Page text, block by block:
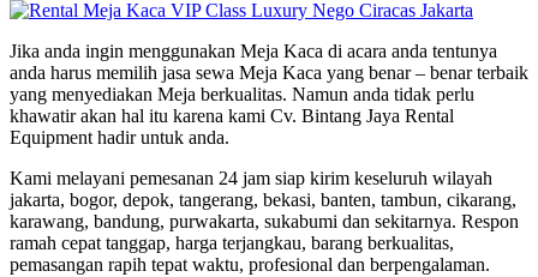
Jika anda ingin menggunakan Meja Kaca di acara anda tentunya
anda harus memilih jasa sewa Meja Kaca yang benar – benar terbaik
yang menyediakan Meja berkualitas. Namun anda tidak perlu
khawatir akan hal itu karena kami Cv. Bintang Jaya Rental
Equipment hadir untuk anda.
Kami melayani pemesanan 24 jam siap kirim keseluruh wilayah
jakarta, bogor, depok, tangerang, bekasi, banten, tambun, cikarang,
karawang, bandung, purwakarta, sukabumi dan sekitarnya. Respon
ramah cepat tanggap, harga terjangkau, barang berkualitas,
pemasangan rapih tepat waktu, profesional dan berpengalaman.